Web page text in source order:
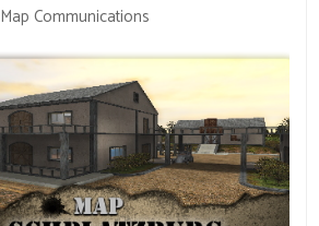
Map Communications